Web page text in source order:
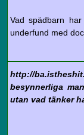
Vad spädbarn
underfund med
http://
besynnerliga
utan vad tänker